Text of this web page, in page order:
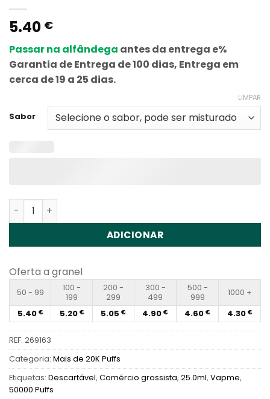
5.40 €
Passar na alfândega antes da entrega e%
Garantia de Entrega de 100 dias, Entrega em
cerca de 19 a 25 dias.
Sabor
LIMPAR
Quantidade de Vapme Digital 50000 Disposable Vape
ADICIONAR
Oferta a granel
50 - 99
100 -
199
200 -
299
300 -
499
500 -
999
1000 +
5.40 € 5.20 € 5.05 € 4.90 € 4.60 € 4.30 €
REF: 269163
Categoria: Mais de 20K Puffs
Etiquetas: Descartável, Comércio grossista, 25.0ml, Vapme,
50000 Puffs